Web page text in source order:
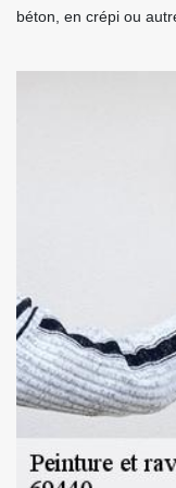
béton, en crépi ou